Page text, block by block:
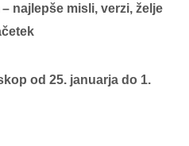
najlepše misli, verzi, želje
od 25. januarja do 1.